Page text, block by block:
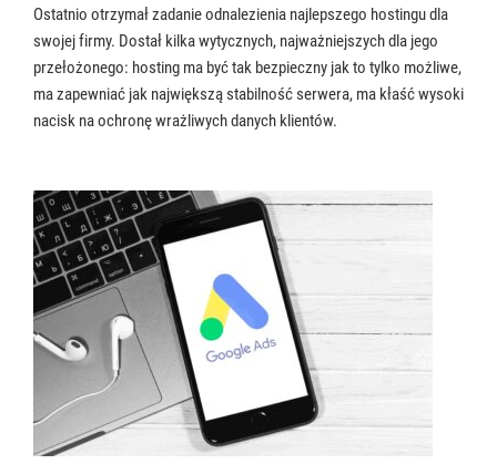
Ostatnio otrzymał zadanie odnalezienia najlepszego hostingu dla
swojej firmy. Dostał kilka wytycznych, najważniejszych dla jego
przełożonego: hosting ma być tak bezpieczny jak to tylko możliwe,
ma zapewniać jak największą stabilność serwera, ma kłaść wysoki
nacisk na ochronę wrażliwych danych klientów.